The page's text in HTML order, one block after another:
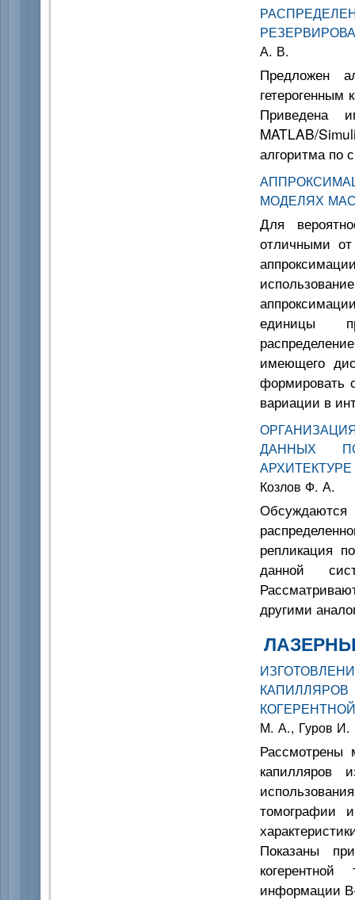
А. В.
Предложен
Приведена
MATLAB/
алгоритма по
МОДЕЛЯХ
Для
отличными
единицы
имеющего
формировать
вариации в
ДАННЫХ
Козлов Ф. А.
репликация
данной
другими
М. А., Гуров
Рассмотрены
капилляров
томографии
Показаны
информации